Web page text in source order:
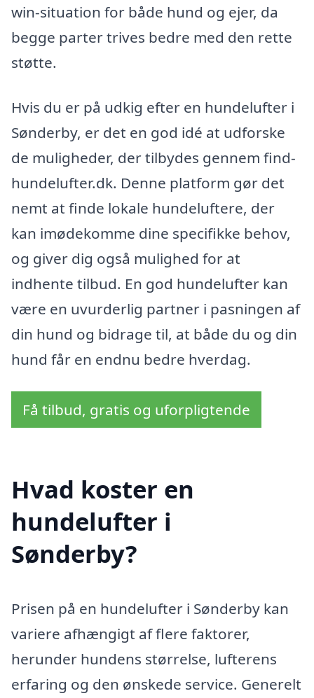
win-situation for både hund og ejer, da
begge parter trives bedre med den rette
støtte.
Hvis du er på udkig efter en hundelufter i
Sønderby, er det en god idé at udforske
de muligheder, der tilbydes gennem find-
hundelufter.dk. Denne platform gør det
nemt at finde lokale hundeluftere, der
kan imødekomme dine specifikke behov,
og giver dig også mulighed for at
indhente tilbud. En god hundelufter kan
være en uvurderlig partner i pasningen af
din hund og bidrage til, at både du og din
hund får en endnu bedre hverdag.
Få tilbud, gratis og uforpligtende
Hvad koster en
hundelufter i
Sønderby?
Prisen på en hundelufter i Sønderby kan
variere afhængigt af flere faktorer,
herunder hundens størrelse, lufterens
erfaring og den ønskede service. Generelt